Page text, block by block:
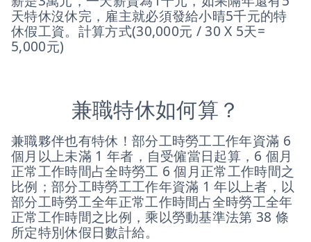
天特休沒休完，雇主就必須發給小晴5千元的特
休假工資。計算方式(30,000元 / 30 X 5天=
5,000元)
兼職特休如何算？
兼職夥伴也有特休！部分工時勞工工作年資滿 6
個月以上未滿 1 年者，自受僱當日起算，6 個月
正常工作時間占全時勞工 6 個月正常工作時間之
比例；部分工時勞工工作年資滿 1 年以上者，以
部分工時勞工全年正常工作時間占全時勞工全年
正常工作時間之比例，乘以勞動基準法第 38 條
所定特別休假日數計給。